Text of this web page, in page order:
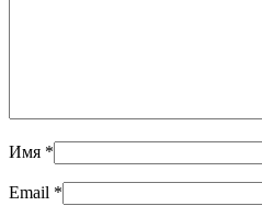
Имя *
Email *